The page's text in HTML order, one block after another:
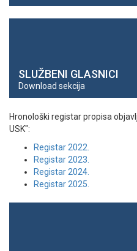
SLUŽBENI GLASNICI
Download sekcija
Hronološki registar propisa
USK":
Registar 2022.
Registar 2023.
Registar 2024.
Registar 2025.